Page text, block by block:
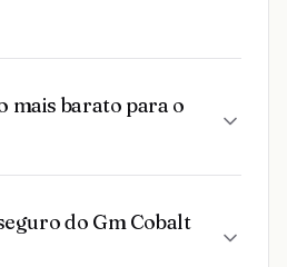
mais barato para o
do Gm Cobalt